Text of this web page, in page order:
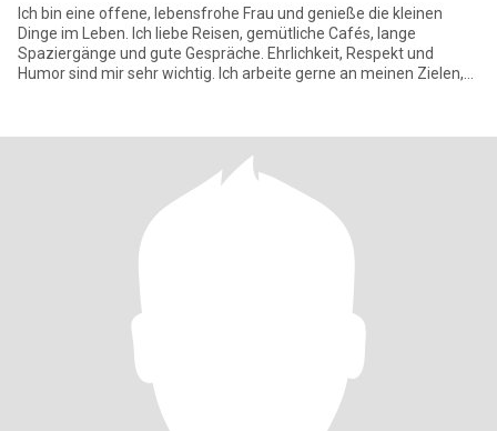
Ich bin eine offene, lebensfrohe Frau und genieße die kleinen
Dinge im Leben. Ich liebe Reisen, gemütliche Cafés, lange
Spaziergänge und gute Gespräche. Ehrlichkeit, Respekt und
Humor sind mir sehr wichtig. Ich arbeite gerne an meinen Zielen,